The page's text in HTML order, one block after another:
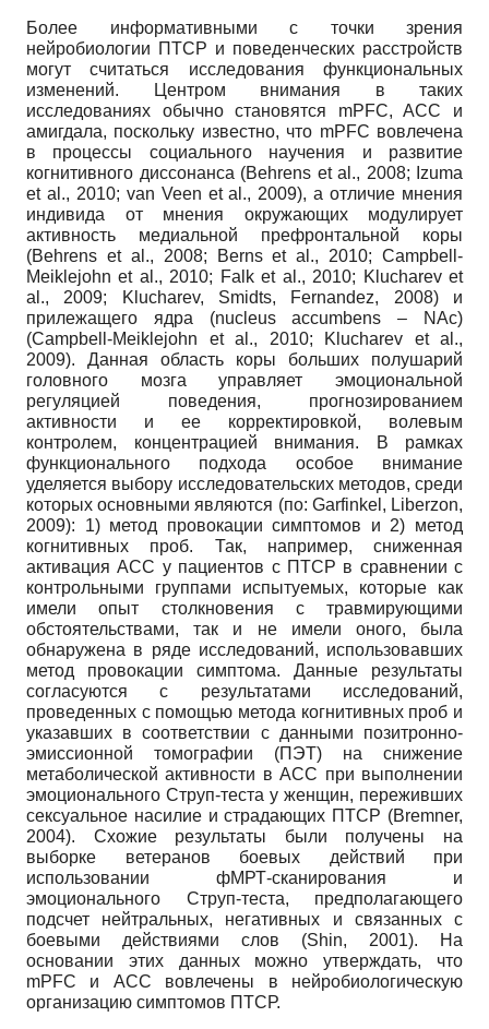
Более информативными с точки зрения
нейробиологии ПТСР и поведенческих расстройств
могут считаться исследования функциональных
изменений. Центром внимания в таких
исследованиях обычно становятся mPFC, ACC и
амигдала, поскольку известно, что mPFC вовлечена
в процессы социального научения и развитие
когнитивного диссонанса (Behrens et al., 2008; Izuma
et al., 2010; van Veen et al., 2009), а отличие мнения
индивида от мнения окружающих модулирует
активность медиальной префронтальной коры
(Behrens et al., 2008; Berns et al., 2010; Campbell-
Meiklejohn et al., 2010; Falk et al., 2010; Klucharev et
al., 2009; Klucharev, Smidts, Fernandez, 2008) и
прилежащего ядра (nucleus accumbens – NAc)
(Campbell-Meiklejohn et al., 2010; Klucharev et al.,
2009). Данная область коры больших полушарий
головного мозга управляет эмоциональной
регуляцией поведения, прогнозированием
активности и ее корректировкой, волевым
контролем, концентрацией внимания. В рамках
функционального подхода особое внимание
уделяется выбору исследовательских методов, среди
которых основными являются (по: Garfinkel, Liberzon,
2009): 1) метод провокации симптомов и 2) метод
когнитивных проб. Так, например, сниженная
активация АСС у пациентов с ПТСР в сравнении с
контрольными группами испытуемых, которые как
имели опыт столкновения с травмирующими
обстоятельствами, так и не имели оного, была
обнаружена в ряде исследований, использовавших
метод провокации симптома. Данные результаты
согласуются с результатами исследований,
проведенных с помощью метода когнитивных проб и
указавших в соответствии с данными позитронно-
эмиссионной томографии (ПЭТ) на снижение
метаболической активности в АСС при выполнении
эмоционального Струп-теста у женщин, переживших
сексуальное насилие и страдающих ПТСР (Bremner,
2004). Схожие результаты были получены на
выборке ветеранов боевых действий при
использовании фМРТ-сканирования и
эмоционального Струп-теста, предполагающего
подсчет нейтральных, негативных и связанных с
боевыми действиями слов (Shin, 2001). На
основании этих данных можно утверждать, что
mPFC и ACC вовлечены в нейробиологическую
организацию симптомов ПТСР.